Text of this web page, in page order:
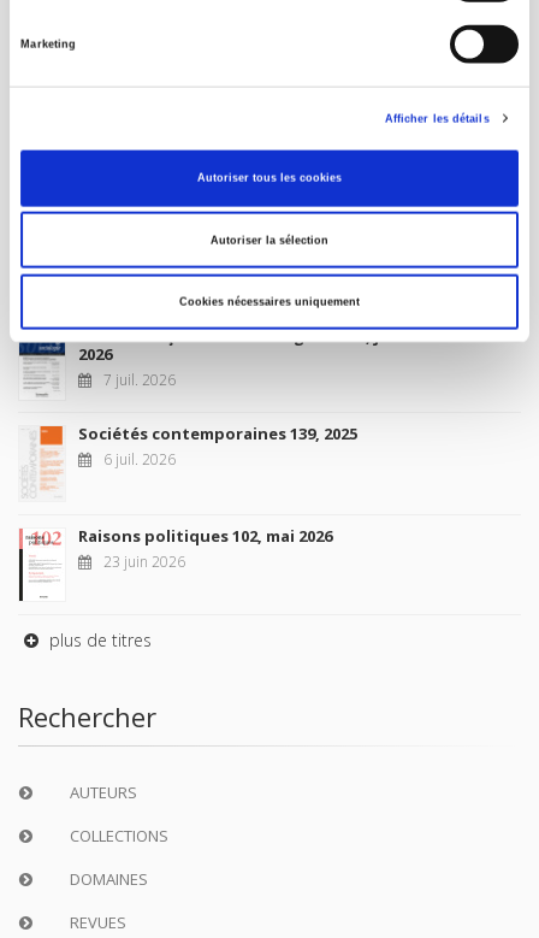
Marketing
Afficher les détails
Autoriser tous les cookies
Autoriser la sélection
Cookies nécessaires uniquement
Revue française de science politique 76-2, avril-juin
10 juil. 2026
Revue française de sociologie 66 3/4, juillet-décembre
2026
7 juil. 2026
Sociétés contemporaines 139, 2025
6 juil. 2026
Raisons politiques 102, mai 2026
23 juin 2026
plus de titres
Rechercher
AUTEURS
COLLECTIONS
DOMAINES
REVUES